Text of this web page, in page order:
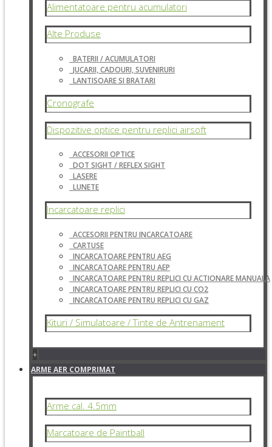
Alimentatoare pentru acumulatori
Alte Produse
BATERII / ACUMULATORI
JUCARII, CADOURI, SUVENIRURI
LANTISOARE SI BRATARI
Cronografe
Dispozitive optice pentru replici airsoft
ACCESORII OPTICE
DOT SIGHT / REFLEX SIGHT
LASERE
LUNETE
Incarcatoare replici
ACCESORII PENTRU INCARCATOARE
CARTUSE
INCARCATOARE PENTRU AEG
INCARCATOARE PENTRU AEP
INCARCATOARE PENTRU REPLICI CU ACTIONARE MANUALA
INCARCATOARE PENTRU REPLICI CU CO2
INCARCATOARE PENTRU REPLICI CU GAZ
Kituri / Simulatoare / Tinte de Antrenament
+
ARME AER COMPRIMAT
Arme cal. 4.5mm
Marcatoare de Paintball